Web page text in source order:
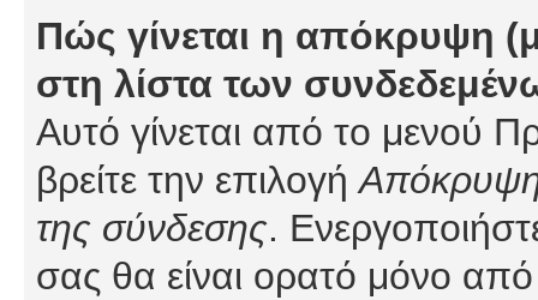
Πώς γίνεται η απόκρυψη
στη λίστα των
Αυτό γίνεται από το μενού
βρείτε την επιλογήΑπόκρυψη
της σύνδεσης.
σας θα είναι ορατό μόνο από